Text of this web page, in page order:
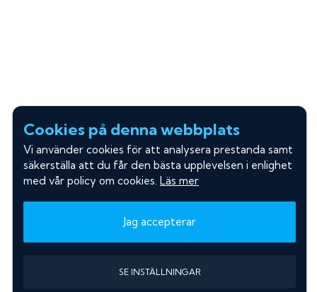
Cookies på denna webbplats
Vi använder cookies för att analysera prestanda samt
säkerställa att du får den bästa upplevelsen i enlighet
med vår policy om cookies. Läs mer
Jag accepterar
SE INSTÄLLNINGAR